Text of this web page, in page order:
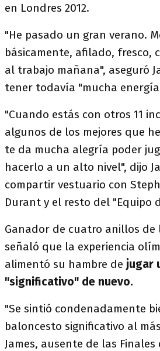
en Londres 2012.
"He pasado un gran verano.
básicamente, afilado, fresco,
al trabajo mañana", aseguró
tener todavía "mucha
"Cuando estás con otros 11
algunos de los mejores que
te da mucha alegría poder
hacerlo a un alto nivel", dijo
compartir vestuario con
Durant y el resto del "Equipo
Ganador de cuatro anillos de
señaló que la experiencia
alimentó su hambre de jugar
"significativo" de nuevo.
"Se sintió condenadamente
baloncesto significativo al
James, ausente de las Finales